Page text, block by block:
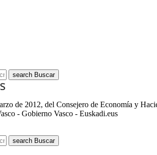
search Buscar
de 2012, del Consejero de Economía y
- Gobierno Vasco - Euskadi.eus
search Buscar